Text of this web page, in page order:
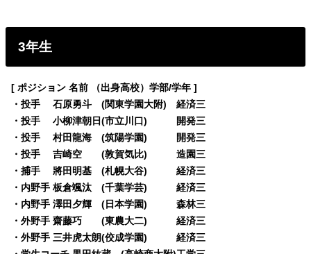
3年生
[ ポジション 名前 （出身高校）学部/学年 ]
・投手 石原勇斗 (関東学園大附) 経済三
・投手 小柳津朝日(市立川口) 開発三
・投手 村田龍海 (筑陽学園) 開発三
・投手 吉崎空 (敦賀気比) 造園三
・捕手 將田明基 (札幌大谷) 経済三
・内野手 板倉颯汰 (千葉学芸) 経済三
・内野手 澤田夕輝 (日本学園) 森林三
・外野手 齋藤巧 (東農大二) 経済三
・外野手 三井虎太朗(佼成学園) 経済三